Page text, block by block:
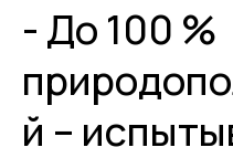
- До 100 %
й –